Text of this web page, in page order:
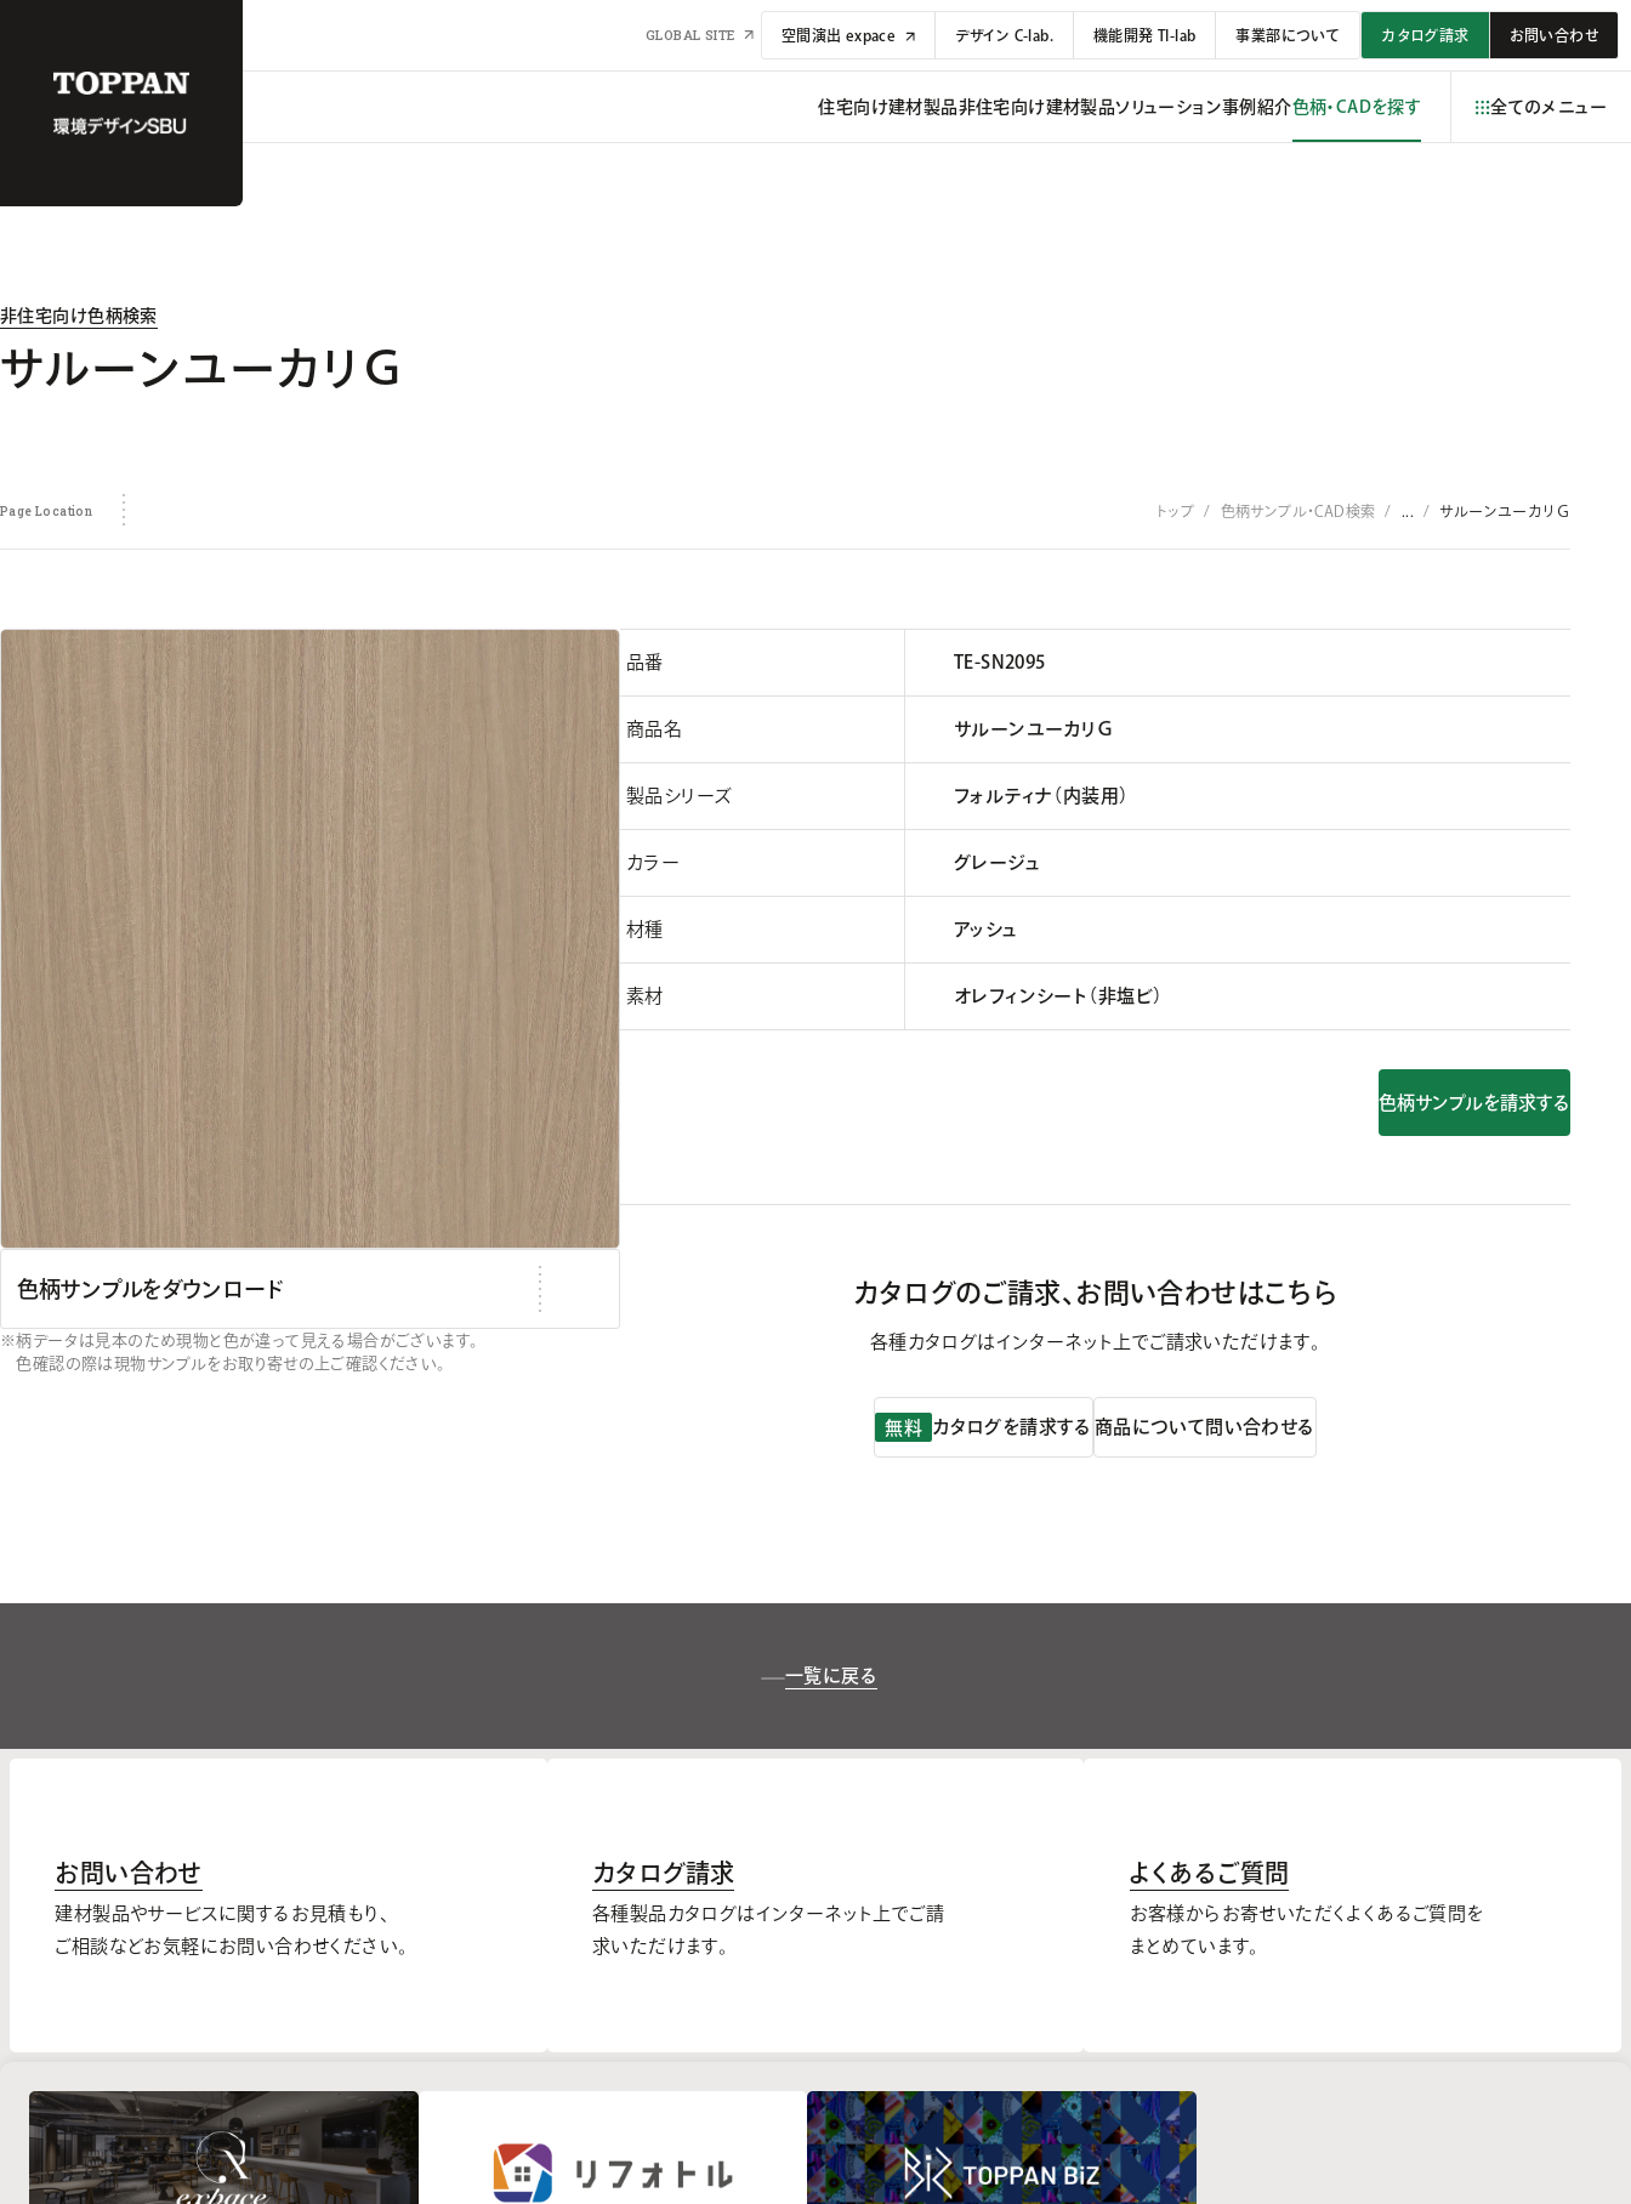
GLOBAL SITE 空間演出 expace デザイン C-lab. 機能開発 TI-lab 事業部について カタログ請求 お問い合わせ
住宅向け建材​​製品非住宅向け建材​​製品ソリューション事例紹介色柄・CADを探す 全てのメニュー
非住宅向け色柄検索
サルーンユーカリＧ
Page Location トップ 色柄サンプル・CAD検索 サルーンユーカリＧ
色柄サンプルをダウンロード
柄データは見本のため現物と色が違って見える場合がございます。
色確認の際は現物サンプルをお取り寄せの上ご確認ください。
品番 TE-SN2095
商品名 サルーンユーカリＧ
製品シリーズ フォルティナ（内装用）
カラー グレージュ
材種 アッシュ
素材 オレフィンシート（非塩ビ）
色柄サンプルを請求する
カタログのご請求、 お問い合わせはこちら
各種カタログはインターネット上でご請求いただけます。
無料 カタログを請求する 商品について問い合わせる
一覧に戻る
お問い合わせ
建材製品やサービスに関するお見積もり、
ご相談などお気軽にお問い合わせください。
カタログ請求
各種製品カタログはインターネット上でご請
求いただけます。
よくあるご質問
お客様からお寄せいただくよくあるご質問を
まとめています。